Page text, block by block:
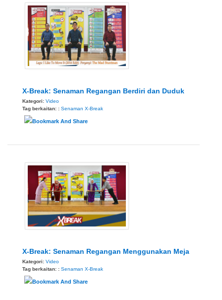
X-Break: Senaman Regangan Berdiri dan Duduk
Kategori: Video
Tag berkaitan: : Senaman X-Break
X-Break: Senaman Regangan Menggunakan Meja
Kategori: Video
Tag berkaitan: : Senaman X-Break